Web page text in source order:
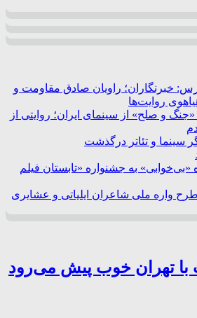
خبرنگاران؛ راویان صادق مقاومت و
روایت‌ها
و صلح» از سینمای ایران؛ روایتی از
سینما و تئاتر درگذشت
«بی‌خوابی» به جشنواره «تابستان فیلم
واره ملی شاعران ایلیاتی و عشایری
با تهران خوب پیش می‌رود